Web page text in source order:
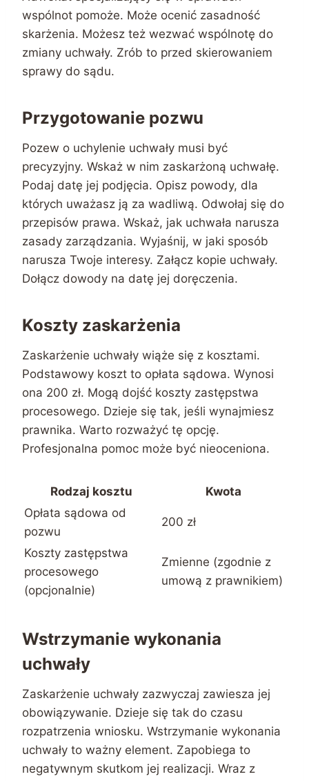
wspólnot pomoże. Może ocenić zasadność
skarżenia. Możesz też wezwać wspólnotę do
zmiany uchwały. Zrób to przed skierowaniem
sprawy do sądu.
Przygotowanie pozwu
Pozew o uchylenie uchwały musi być
precyzyjny. Wskaż w nim zaskarżoną uchwałę.
Podaj datę jej podjęcia. Opisz powody, dla
których uważasz ją za wadliwą. Odwołaj się do
przepisów prawa. Wskaż, jak uchwała narusza
zasady zarządzania. Wyjaśnij, w jaki sposób
narusza Twoje interesy. Załącz kopie uchwały.
Dołącz dowody na datę jej doręczenia.
Koszty zaskarżenia
Zaskarżenie uchwały wiąże się z kosztami.
Podstawowy koszt to opłata sądowa. Wynosi
ona 200 zł. Mogą dojść koszty zastępstwa
procesowego. Dzieje się tak, jeśli wynajmiesz
prawnika. Warto rozważyć tę opcję.
Profesjonalna pomoc może być nieoceniona.
Rodzaj kosztu
Kwota
Opłata sądowa od
pozwu
200 zł
Koszty zastępstwa
procesowego
(opcjonalnie)
Zmienne (zgodnie z
umową z prawnikiem)
Wstrzymanie wykonania
uchwały
Zaskarżenie uchwały zazwyczaj zawiesza jej
obowiązywanie. Dzieje się tak do czasu
rozpatrzenia wniosku. Wstrzymanie wykonania
uchwały to ważny element. Zapobiega to
negatywnym skutkom jej realizacji. Wraz z